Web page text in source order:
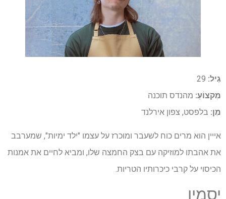
גִיל: 29
מִקצוֹעַ: מהנדס תוכנה
מִן: בלפסט, צפון אירלנד
אייין הוא מרים כוח לשעבר ומוכרז על עצמו "ילד ימיות", שמערבב
את אהבתו למוזיקה עם בצק החמצה שלו, ומביא לחיים את אמנות
הכיסוי על קרבי כיכרותיו הטריות.
יַסמִין